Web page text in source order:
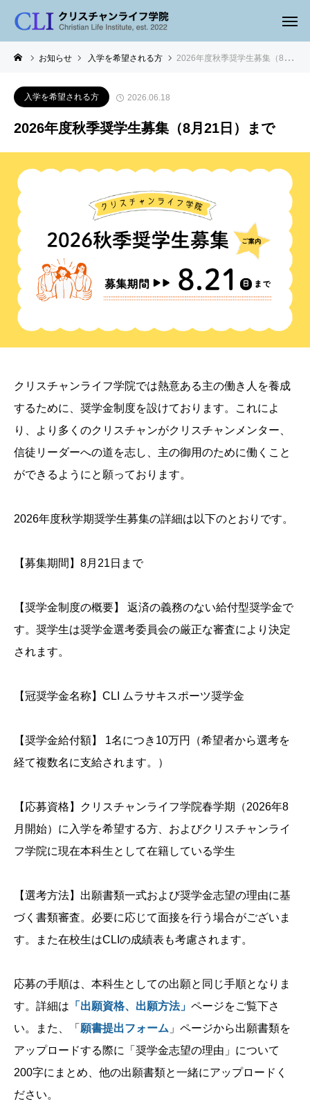
お知らせ 入学を希望される方 2026年度秋季奨学生募集（8月21日）まで
入学を希望される方 2026.06.18
2026年度秋季奨学生募集（8月21日）まで
クリスチャンライフ学院では熱意ある主の働き人を養成
するために、奨学金制度を設けております。これによ
り、より多くのクリスチャンがクリスチャンメンター、
信徒リーダーへの道を志し、主の御用のために働くこと
ができるようにと願っております。
2026年度秋学期奨学生募集の詳細は以下のとおりです。
【募集期間】8月21日まで
【奨学金制度の概要】 返済の義務のない給付型奨学金で
す。奨学生は奨学金選考委員会の厳正な審査により決定
されます。
【冠奨学金名称】CLI ムラサキスポーツ奨学金
【奨学金給付額】 1名につき10万円（希望者から選考を
経て複数名に支給されます。）
【応募資格】クリスチャンライフ学院春学期（2026年8
月開始）に入学を希望する方、およびクリスチャンライ
フ学院に現在本科生として在籍している学生
【選考方法】出願書類一式および奨学金志望の理由に基
づく書類審査。必要に応じて面接を行う場合がございま
す。また在校生はCLIの成績表も考慮されます。
応募の手順は、本科生としての出願と同じ手順となりま
す。詳細は 「出願資格、出願方法」 ページをご覧下さ
い。また、「 願書提出フォーム 」ページから出願書類を
アップロードする際に「奨学金志望の理由」について
200字にまとめ、他の出願書類と一緒にアップロードく
ださい。